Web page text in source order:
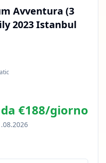
Avventura (3
2023 Istanbul
€188/giorno